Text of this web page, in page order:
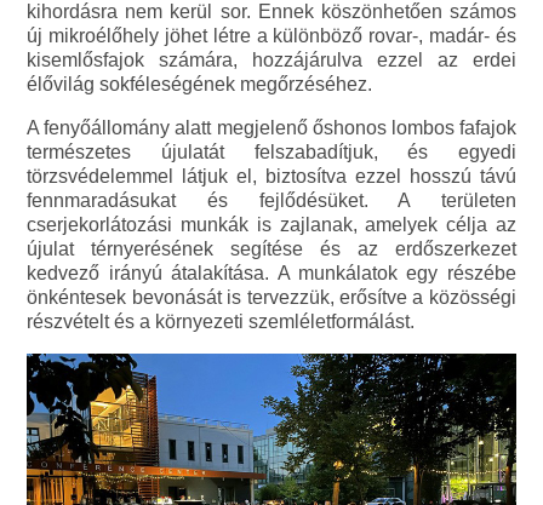
kihordásra nem kerül sor. Ennek köszönhetően számos
új mikroélőhely jöhet létre a különböző rovar-, madár- és
kisemlősfajok számára, hozzájárulva ezzel az erdei
élővilág sokféleségének megőrzéséhez.
A fenyőállomány alatt megjelenő őshonos lombos fafajok
természetes újulatát felszabadítjuk, és egyedi
törzsvédelemmel látjuk el, biztosítva ezzel hosszú távú
fennmaradásukat és fejlődésüket. A területen
cserjekorlátozási munkák is zajlanak, amelyek célja az
újulat térnyerésének segítése és az erdőszerkezet
kedvező irányú átalakítása. A munkálatok egy részébe
önkéntesek bevonását is tervezzük, erősítve a közösségi
részvételt és a környezeti szemléletformálást.